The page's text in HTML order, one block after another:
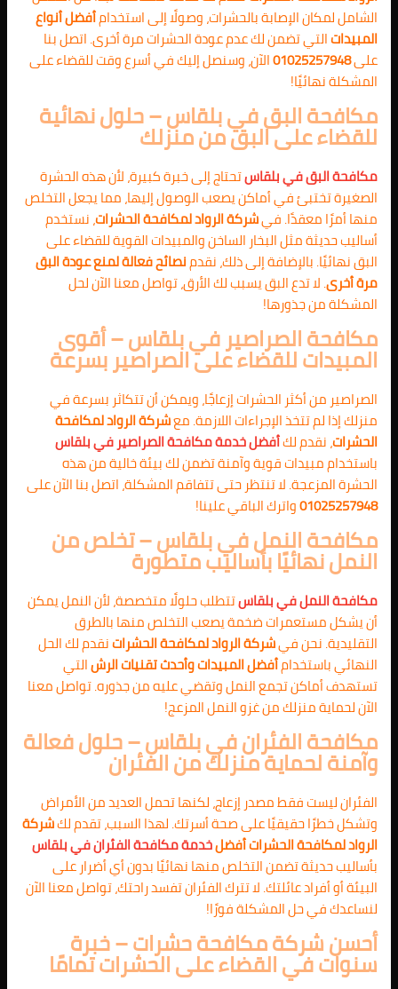
الشامل لمكان الإصابة بالحشرات، وصولًا إلى استخدامأفضل أنواع
المبيداتالتي تضمن لك عدم عودة الحشرات مرة أخرى. اتصل بنا
على01025257948الآن، وسنصل إليك في أسرع وقت للقضاء على
المشكلة نهائيًا!
مكافحة البق في بلقاس – حلول نهائية
للقضاء على البق من منزلك
مكافحة البق في بلقاستحتاج إلى خبرة كبيرة، لأن هذه الحشرة
الصغيرة تختبئ في أماكن يصعب الوصول إليها، مما يجعل التخلص
منها أمرًا معقدًا. فيشركة الرواد لمكافحة الحشرات، نستخدم
أساليب حديثة مثل البخار الساخن والمبيدات القوية للقضاء على
البق نهائيًا. بالإضافة إلى ذلك، نقدمنصائح فعالة لمنع عودة البق
مرة أخرى. لا تدع البق يسبب لك الأرق، تواصل معنا الآن لحل
المشكلة من جذورها!
مكافحة الصراصير في بلقاس – أقوى
المبيدات للقضاء على الصراصير بسرعة
الصراصير من أكثر الحشرات إزعاجًا، ويمكن أن تتكاثر بسرعة في
منزلك إذا لم تتخذ الإجراءات اللازمة. معشركة الرواد لمكافحة
الحشرات، نقدم لكأفضل خدمة مكافحة الصراصير في بلقاس
باستخدام مبيدات قوية وآمنة تضمن لك بيئة خالية من هذه
الحشرة المزعجة. لا تنتظر حتى تتفاقم المشكلة، اتصل بنا الآن على
01025257948واترك الباقي علينا!
مكافحة النمل في بلقاس – تخلص من
النمل نهائيًا بأساليب متطورة
مكافحة النمل في بلقاستتطلب حلولًا متخصصة، لأن النمل يمكن
أن يشكل مستعمرات ضخمة يصعب التخلص منها بالطرق
التقليدية. نحن فيشركة الرواد لمكافحة الحشراتنقدم لك الحل
النهائي باستخدامأفضل المبيدات وأحدث تقنيات الرشالتي
تستهدف أماكن تجمع النمل وتقضي عليه من جذوره. تواصل معنا
الآن لحماية منزلك من غزو النمل المزعج!
مكافحة الفئران في بلقاس – حلول فعالة
وآمنة لحماية منزلك من الفئران
الفئران ليست فقط مصدر إزعاج، لكنها تحمل العديد من الأمراض
وتشكل خطرًا حقيقيًا على صحة أسرتك. لهذا السبب، تقدم لكشركة
الرواد لمكافحة الحشراتأفضلخدمة مكافحة الفئران في بلقاس
بأساليب حديثة تضمن التخلص منها نهائيًا بدون أي أضرار على
البيئة أو أفراد عائلتك. لا تترك الفئران تفسد راحتك، تواصل معنا الآن
لنساعدك في حل المشكلة فورًا!
أحسن شركة مكافحة حشرات – خبرة
سنوات في القضاء على الحشرات تمامًا